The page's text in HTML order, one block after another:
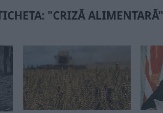
"CRIZĂ ALIMENTARĂ"